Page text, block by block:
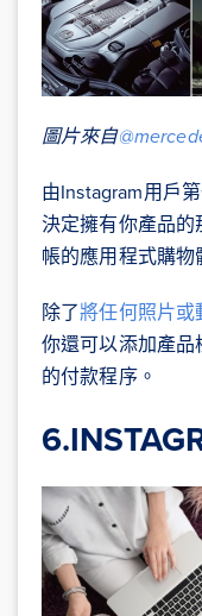
圖片來自
由Instagram用戶
決定擁有你產品
帳的應用程式購物
除了將任何照片或
你還可以添加產
的付款程序。